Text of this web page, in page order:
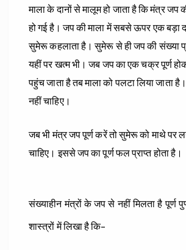
माला के दानों से मालूम हो जाता है कि मंत्र जप
हो गई है। जप की माला में सबसे ऊपर एक बड़ा
सुमेरू कहलाता है। सुमेरू से ही जप की संख्या
यहीं पर खत्म भी। जब जप का एक चक्र पूर्ण
पहुंच जाता है तब माला को पलटा लिया जाता
नहीं चाहिए।
जब भी मंत्र जप पूर्ण करें तो सुमेरू को माथे पर
चाहिए। इससे जप का पूर्ण फल प्राप्त होता है।
संख्याहीन मंत्रों के जप से नहीं मिलता है पूर्ण
शास्त्रों में लिखा है कि-